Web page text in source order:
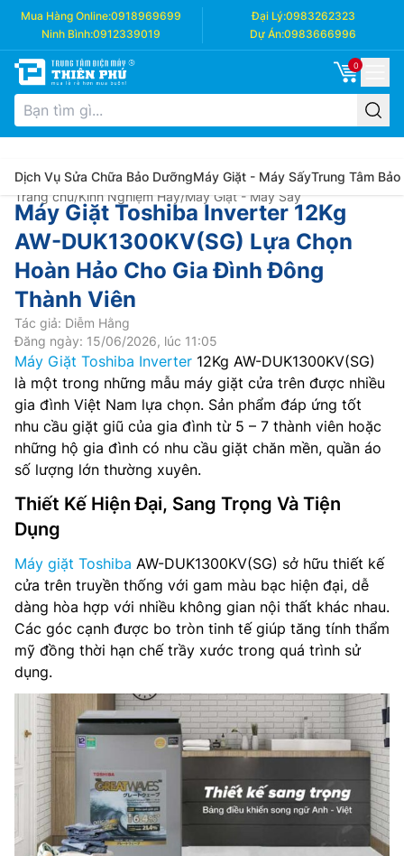
Mua Hàng Online:0918969699 Đại Lý:0983262323
Ninh Bình:0912339019 Dự Án:0983666996
0
Dịch Vụ Sửa Chữa Bảo DưỡngMáy Giặt - Máy SấyTrung Tâm Bảo
Trang chủ/Kinh Nghiệm Hay/Máy Giặt - Máy Sấy
Máy Giặt Toshiba Inverter 12Kg
AW-DUK1300KV(SG) Lựa Chọn
Hoàn Hảo Cho Gia Đình Đông
Thành Viên
Tác giả: Diễm Hằng
Đăng ngày: 15/06/2026, lúc 11:05
Máy Giặt Toshiba Inverter 12Kg AW-DUK1300KV(SG)
là một trong những mẫu máy giặt cửa trên được nhiều
gia đình Việt Nam lựa chọn. Sản phẩm đáp ứng tốt
nhu cầu giặt giũ của gia đình từ 5 – 7 thành viên hoặc
những hộ gia đình có nhu cầu giặt chăn mền, quần áo
số lượng lớn thường xuyên.
Thiết Kế Hiện Đại, Sang Trọng Và Tiện
Dụng
Máy giặt Toshiba AW-DUK1300KV(SG) sở hữu thiết kế
cửa trên truyền thống với gam màu bạc hiện đại, dễ
dàng hòa hợp với nhiều không gian nội thất khác nhau.
Các góc cạnh được bo tròn tinh tế giúp tăng tính thẩm
mỹ đồng thời hạn chế trầy xước trong quá trình sử
dụng.